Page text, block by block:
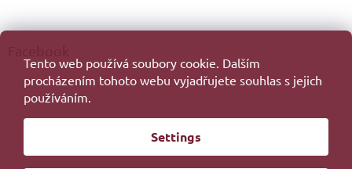
Tento web používá soubory cookie. Dalším
procházením tohoto webu vyjadřujete souhlas s jejich
používáním.
Settings
Created by Shoptet